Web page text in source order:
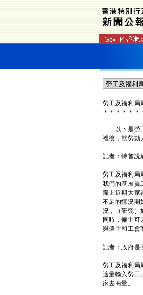
勞工及福利局
＊ ＊ ＊ ＊ ＊ ＊
以下是勞工
禮後，就勞動
記者：特首說
勞工及福利局
我們的基層員
際上近期大家
不足的情況開
況，（研究）
同時，僱主
與僱主和工會
記者：政府是
勞工及福利局
適量輸入勞工
家去商量。